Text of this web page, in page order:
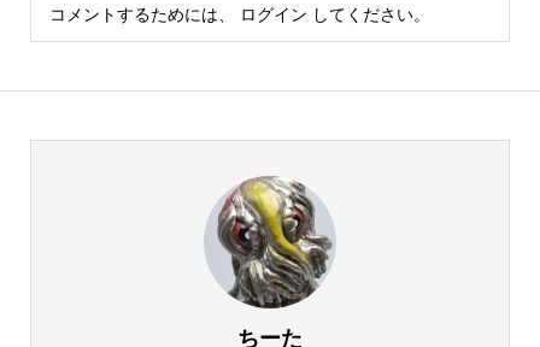
コメントするためには、 ログイン してください。
ちーた